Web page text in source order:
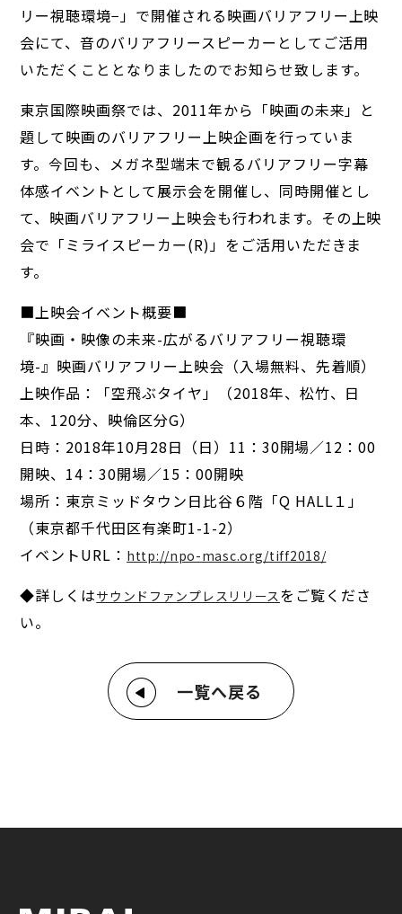
リー視聴環境−」で開催される映画バリアフリー上映
会にて、音のバリアフリースピーカーとしてご活用
いただくこととなりましたのでお知らせ致します。
東京国際映画祭では、2011年から「映画の未来」と
題して映画のバリアフリー上映企画を行っていま
す。今回も、メガネ型端末で観るバリアフリー字幕
体感イベントとして展示会を開催し、同時開催とし
て、映画バリアフリー上映会も行われます。その上映
会で「ミライスピーカー(R)」をご活用いただきま
す。
■上映会イベント概要■
『映画・映像の未来-広がるバリアフリー視聴環
境-』映画バリアフリー上映会（入場無料、先着順）
上映作品：「空飛ぶタイヤ」（2018年、松竹、日
本、120分、映倫区分G）
日時：2018年10月28日（日）11：30開場／12：00
開映、14：30開場／15：00開映
場所：東京ミッドタウン日比谷６階「Q HALL１」
（東京都千代田区有楽町1-1-2）
イベントURL： http://npo-masc.org/tiff2018/
◆詳しくはサウンドファンプレスリリースをご覧くださ
い。
一覧へ戻る